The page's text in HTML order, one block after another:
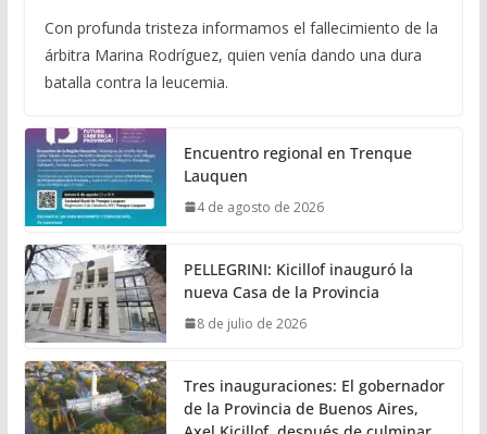
Con profunda tristeza informamos el fallecimiento de la
árbitra Marina Rodríguez, quien venía dando una dura
batalla contra la leucemia.
Encuentro regional en Trenque
Lauquen
4 de agosto de 2026
PELLEGRINI: Kicillof inauguró la
nueva Casa de la Provincia
8 de julio de 2026
Tres inauguraciones: El gobernador
de la Provincia de Buenos Aires,